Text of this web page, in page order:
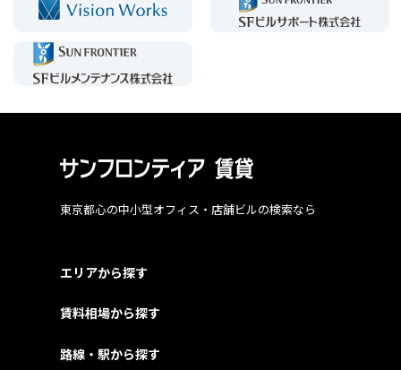
東京都心の中小型オフィス・店舗ビルの検索なら
エリアから探す
賃料相場から探す
路線・駅から探す